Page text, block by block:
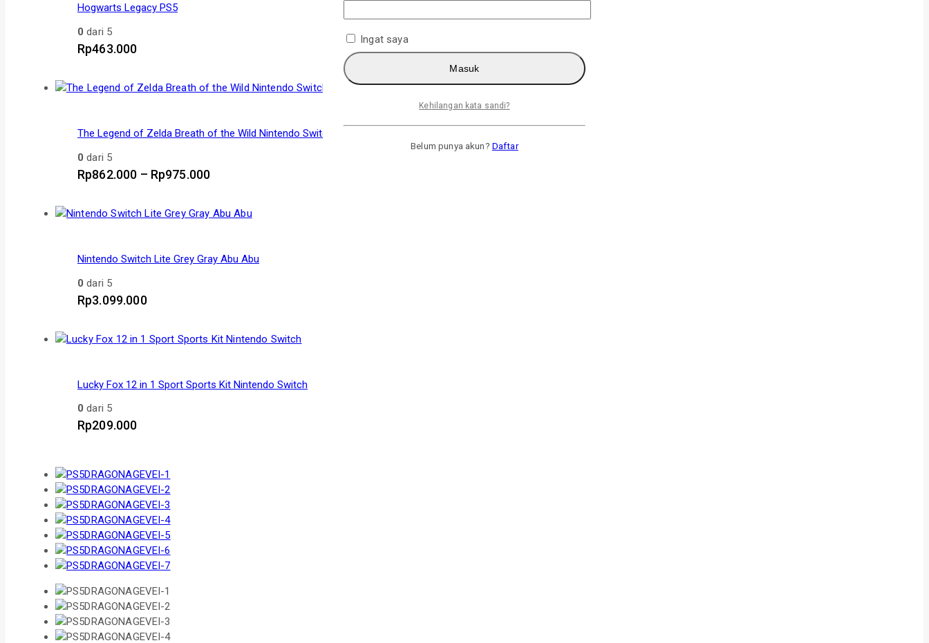
Hogwarts Legacy PS5
0 dari 5
Rp463.000
The Legend of Zelda Breath of the Wild Nintendo Switch 2 Edition Switch2 NS2 Game
0 dari 5
Rp862.000 – Rp975.000
Nintendo Switch Lite Grey Gray Abu Abu
0 dari 5
Rp3.099.000
Lucky Fox 12 in 1 Sport Sports Kit Nintendo Switch
0 dari 5
Rp209.000
Ingat saya
Masuk
Kehilangan kata sandi?
Belum punya akun? Daftar